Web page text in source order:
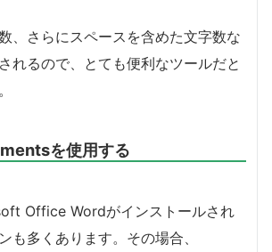
、さらにスペースを含めた文字数な
れるので、とても便利なツールだと
を使用する
Office Wordがインストールされ
も多くあります。その場合、